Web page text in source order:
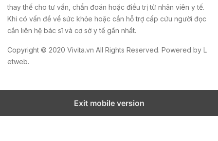
thay thế cho tư vấn, chẩn đoán hoặc điều trị từ nhân viên y tế.
Khi có vấn đề về sức khỏe hoặc cần hỗ trợ cấp cứu người đọc
cần liên hệ bác sĩ và cơ sở y tế gần nhất.
Copyright © 2020 Vivita.vn All Rights Reserved. Powered by L
etweb.
Exit mobile version